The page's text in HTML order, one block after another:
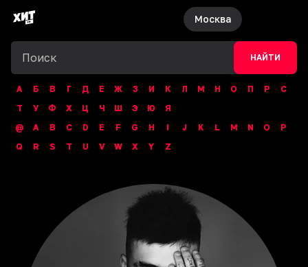
Москва
НАЙТИ
А Б В Г Д Е Ж З И К Л М Н О П Р
С
Т
У Ф Х Ц Ч Ш Э Ю
Я
@
A B C D E F G H I J K L M N O
P
Q
R S T U V W X Y Z